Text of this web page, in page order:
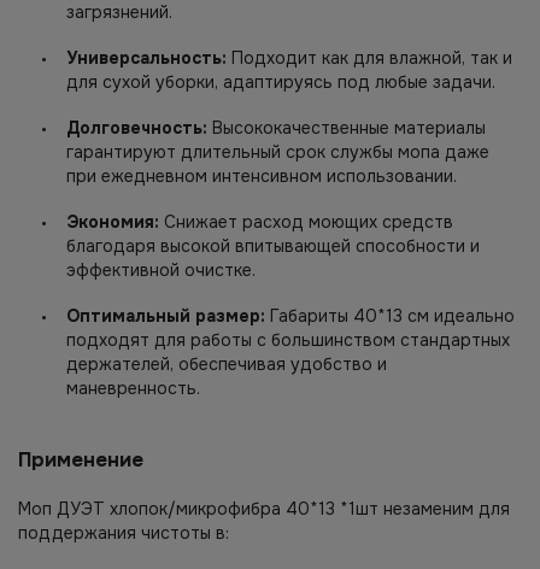
загрязнений.
Универсальность: Подходит как для влажной, так и
для сухой уборки, адаптируясь под любые задачи.
Долговечность: Высококачественные материалы
гарантируют длительный срок службы мопа даже
при ежедневном интенсивном использовании.
Экономия: Снижает расход моющих средств
благодаря высокой впитывающей способности и
эффективной очистке.
Оптимальный размер: Габариты 40*13 см идеально
подходят для работы с большинством стандартных
держателей, обеспечивая удобство и
маневренность.
Применение
Моп ДУЭТ хлопок/микрофибра 40*13 *1шт незаменим для
поддержания чистоты в: